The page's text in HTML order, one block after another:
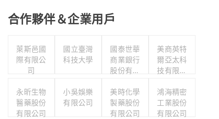
合作夥伴＆企業用戶
萊斯邑國
際有限公
司
國立臺灣
科技大學
國泰世華
商業銀行
股份有限
美商英特
爾亞太科
技有限公
永昕生物
醫藥股份
有限公司
小吳娛樂
有限公司
美時化學
製藥股份
有限公司
鴻海精密
工業股份
有限公司